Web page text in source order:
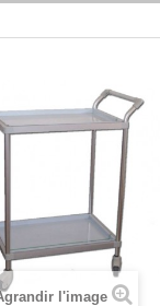
l'image